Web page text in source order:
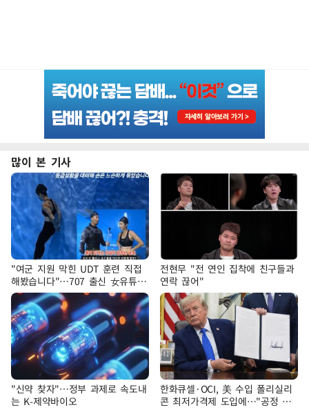
많이 본 기사
"여군 지원 막힌 UDT 훈련 직접
해봤습니다"…707 출신 女유튜버
'완벽 소화'
전현무 "전 연인 집착에 친구들과
연락 끊어"
"신약 찾자"…정부 과제로 속도내
는 K-제약바이오
한화큐셀·OCI, 美 수입 폴리실리
콘 최저가격제 도입에…"공정 경